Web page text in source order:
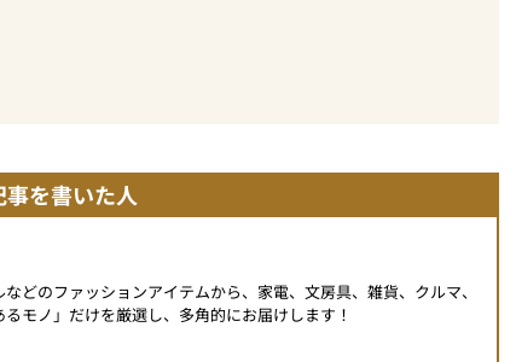
事を書いた人
どのファッションアイテムから、家電、文房具、雑貨、クルマ、
モノ」だけを厳選し、多角的にお届けします！